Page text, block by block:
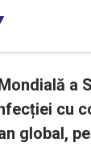
a
cu
global,